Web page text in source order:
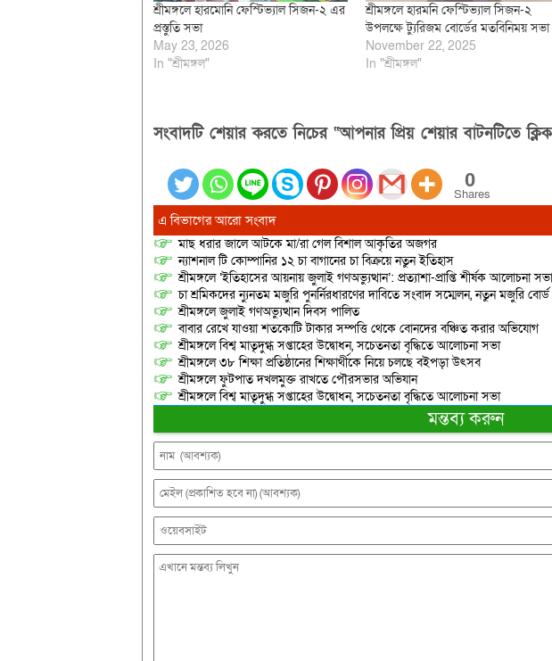
শ্রীমঙ্গলে হারমোনি ফেস্টিভ্যাল সিজন-২ এর
প্রস্তুতি সভা
May 23, 2026
In "শ্রীমঙ্গল"
শ্রীমঙ্গলে হারমনি ফেস্টিভ্যাল সিজন-২
উপলক্ষে ট্যুরিজম বোর্ডের মতবিনিময় সভা
November 22, 2025
In "শ্রীমঙ্গল"
সংবাদটি শেয়ার করতে নিচের “আপনার প্রিয় শেয়ার বাটনটিতে
0
Shares
এ বিভাগের আরো সংবাদ
মাছ ধরার জালে আটকে মা/রা গেল বিশাল আকৃতির অজগর
ন্যাশনাল টি কোম্পানির ১২ চা বাগানের চা বিক্রয়ে নতুন ইতিহাস
শ্রীমঙ্গলে ‘ইতিহাসের আয়নায় জুলাই গণঅভ্যুত্থান’: প্রত্যাশা-প্রাপ্তি শীর্ষক আলোচনা
চা শ্রমিকদের ন্যুনতম মজুরি পুনর্নিরধারণের দাবিতে সংবাদ সম্মেলন, নতুন মজুরি
শ্রীমঙ্গলে জুলাই গণঅভ্যুত্থান দিবস পালিত
বাবার রেখে যাওয়া শতকোটি টাকার সম্পত্তি থেকে বোনদের বঞ্চিত করার অভিযোগ
শ্রীমঙ্গলে বিশ্ব মাতৃদুগ্ধ সপ্তাহের উদ্বোধন, সচেতনতা বৃদ্ধিতে আলোচনা সভা
শ্রীমঙ্গলে ৩৮ শিক্ষা প্রতিষ্ঠানের শিক্ষার্থীকে নিয়ে চলছে বইপড়া উৎসব
শ্রীমঙ্গলে ফুটপাত দখলমুক্ত রাখতে পৌরসভার অভিযান
শ্রীমঙ্গলে বিশ্ব মাতৃদুগ্ধ সপ্তাহের উদ্বোধন, সচেতনতা বৃদ্ধিতে আলোচনা সভা
মন্তব্য করুন